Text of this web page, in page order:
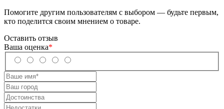
Помогите другим пользователям с выбором — будьте первым,
кто поделится своим мнением о товаре.
Оставить отзыв
Ваша оценка*